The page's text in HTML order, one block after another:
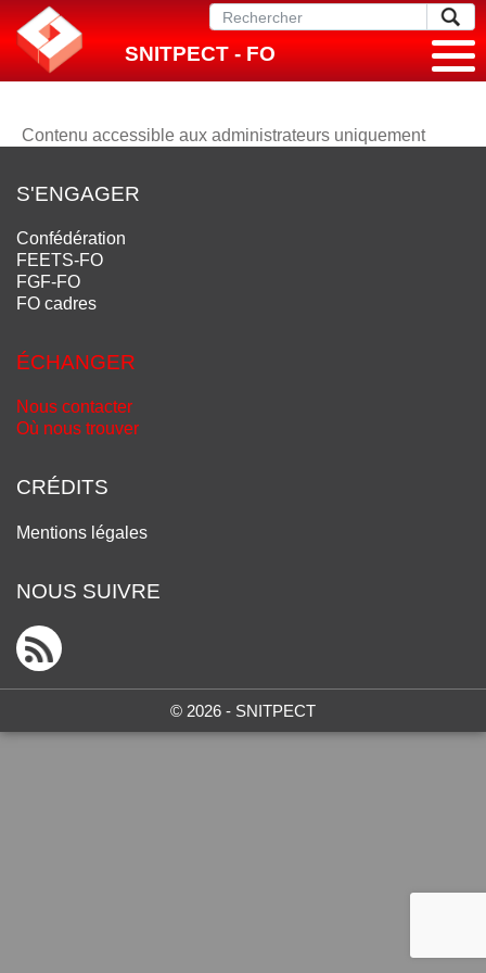
SNITPECT - FO
Contenu accessible aux administrateurs uniquement
S'ENGAGER
Confédération
FEETS-FO
FGF-FO
FO cadres
ÉCHANGER
Nous contacter
Où nous trouver
CRÉDITS
Mentions légales
NOUS SUIVRE
© 2026 - SNITPECT